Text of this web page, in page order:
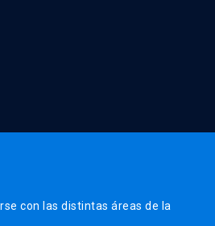
con las distintas áreas de la